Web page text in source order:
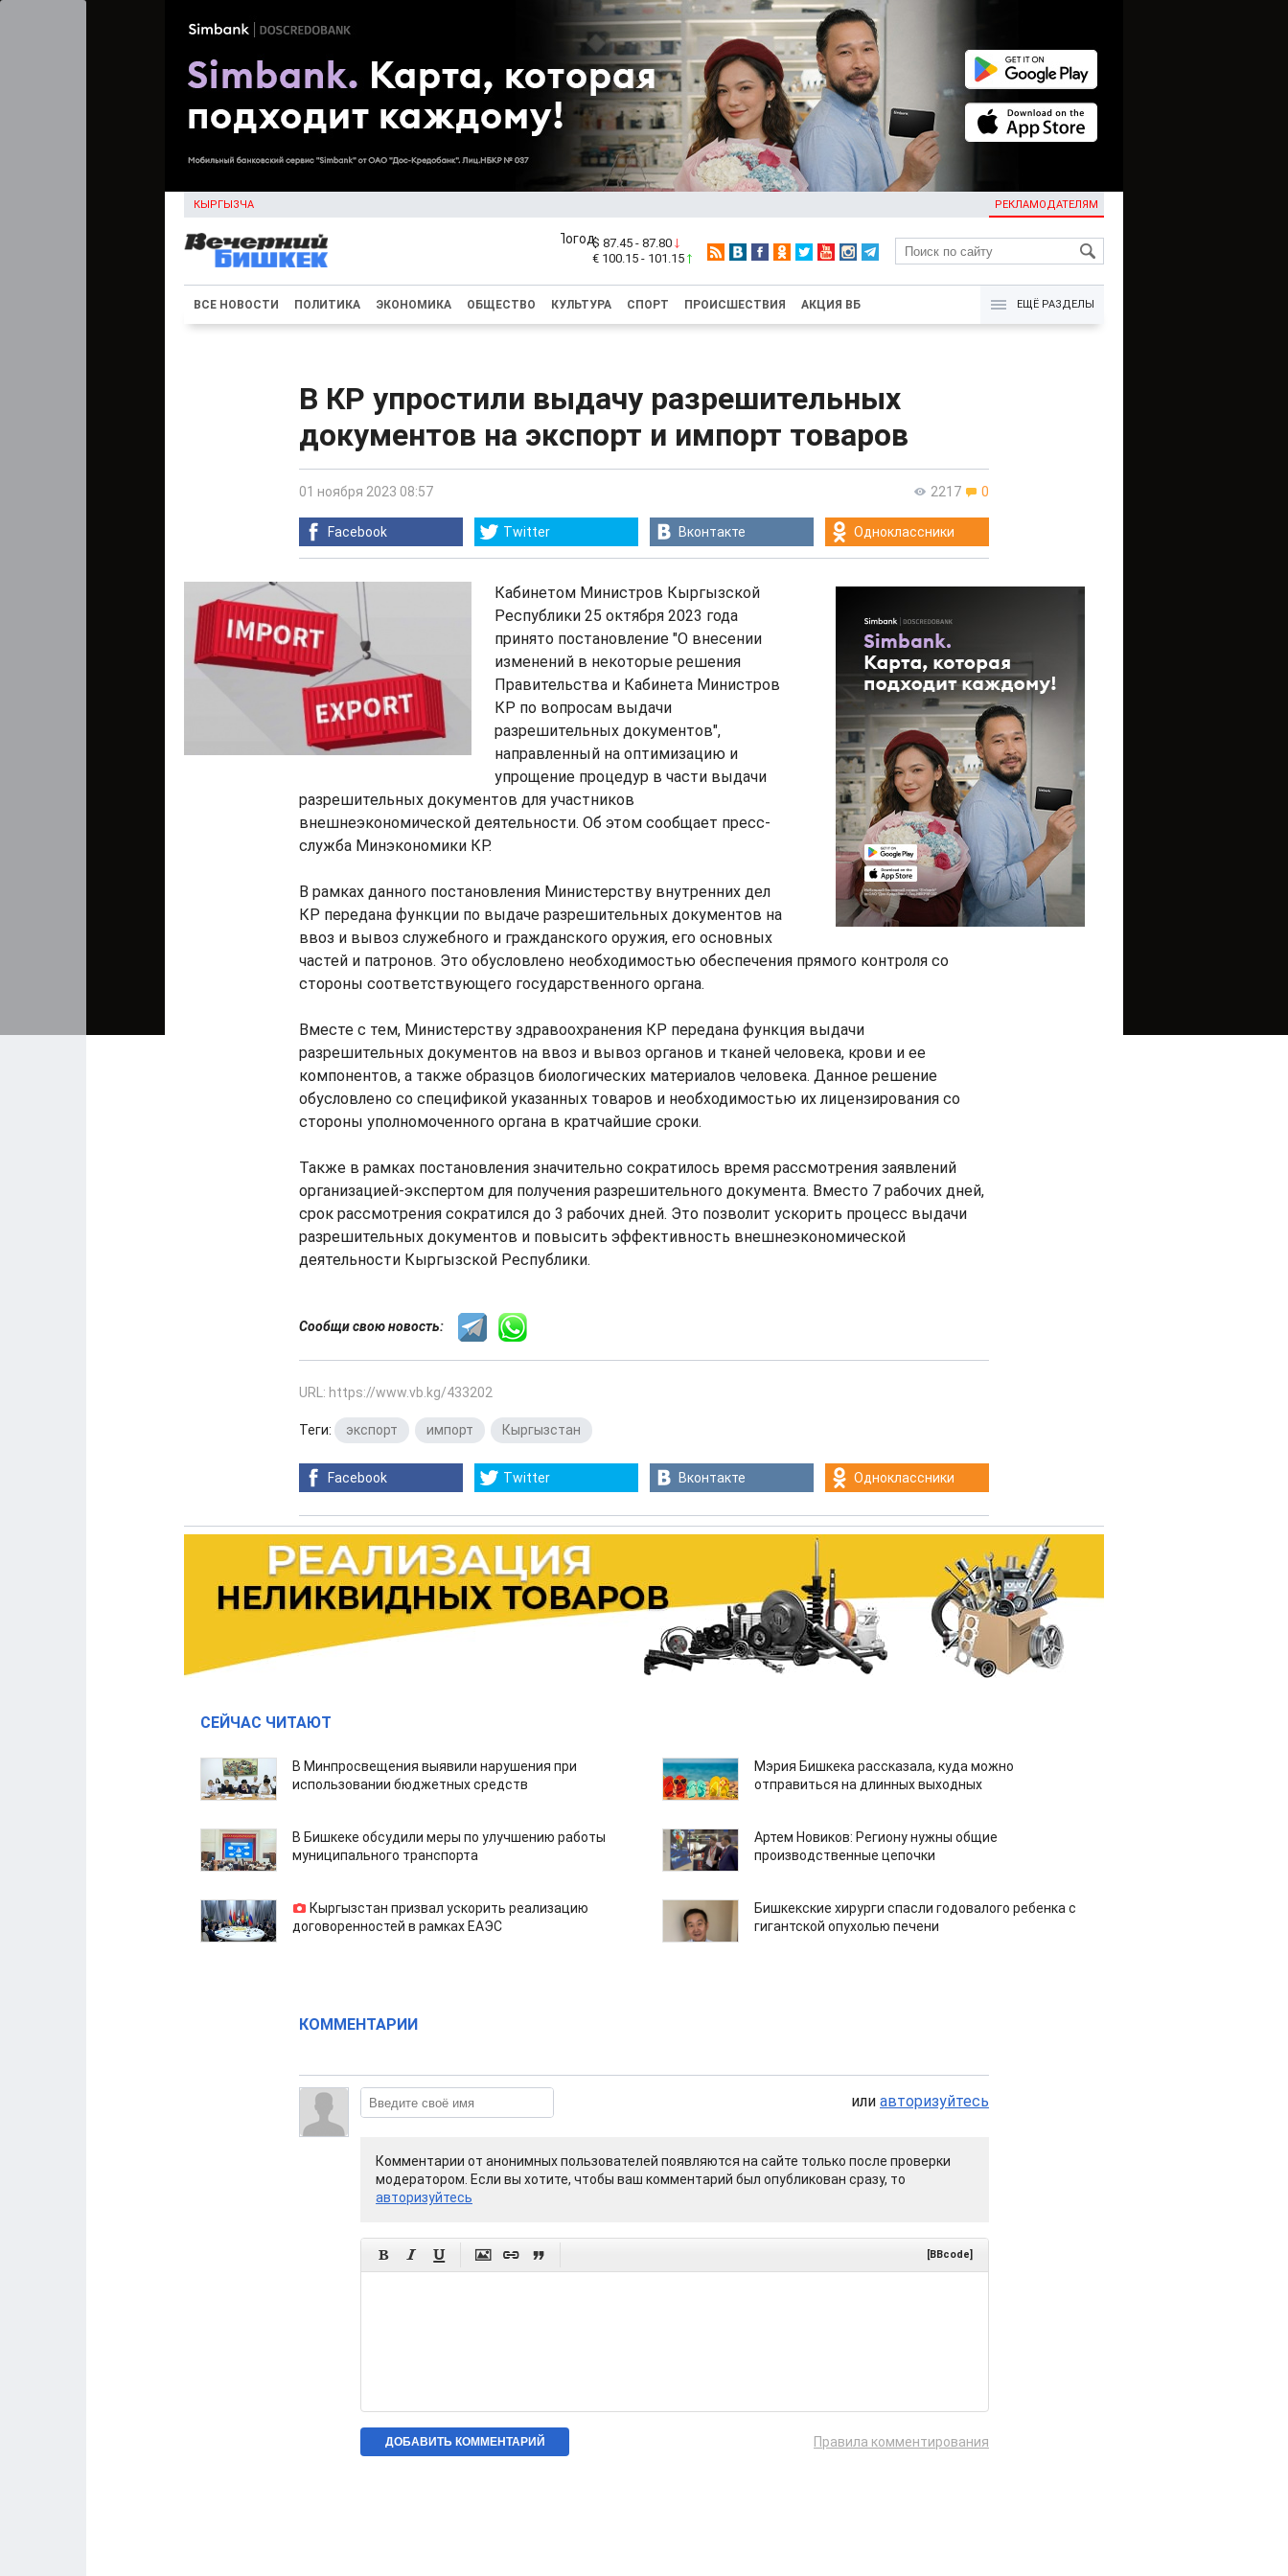
КЫРГЫЗЧА РЕКЛАМОДАТЕЛЯМ
KG
$ 87.45 - 87.80
€ 100.15 - 101.15
ВСЕ НОВОСТИ ПОЛИТИКА ЭКОНОМИКА ОБЩЕСТВО КУЛЬТУРА СПОРТ ПРОИСШЕСТВИЯ АКЦИЯ ВБ ЕЩЁ РАЗДЕЛЫ
В КР упростили выдачу разрешительных
документов на экспорт и импорт товаров
2217 0
01 ноября 2023 08:57
Facebook Twitter Вконтакте Одноклассники
Кабинетом Министров Кыргызской
Республики 25 октября 2023 года
принято постановление "О внесении
изменений в некоторые решения
Правительства и Кабинета Министров
КР по вопросам выдачи
разрешительных документов",
направленный на оптимизацию и
упрощение процедур в части выдачи
разрешительных документов для участников
внешнеэкономической деятельности. Об этом сообщает пресс-
служба Минэкономики КР.
В рамках данного постановления Министерству внутренних дел
КР передана функции по выдаче разрешительных документов на
ввоз и вывоз служебного и гражданского оружия, его основных
частей и патронов. Это обусловлено необходимостью обеспечения прямого контроля со
стороны соответствующего государственного органа.
Вместе с тем, Министерству здравоохранения КР передана функция выдачи
разрешительных документов на ввоз и вывоз органов и тканей человека, крови и ее
компонентов, а также образцов биологических материалов человека. Данное решение
обусловлено со спецификой указанных товаров и необходимостью их лицензирования со
стороны уполномоченного органа в кратчайшие сроки.
Также в рамках постановления значительно сократилось время рассмотрения заявлений
организацией-экспертом для получения разрешительного документа. Вместо 7 рабочих дней,
срок рассмотрения сократился до 3 рабочих дней. Это позволит ускорить процесс выдачи
разрешительных документов и повысить эффективность внешнеэкономической
деятельности Кыргызской Республики.
Сообщи свою новость:
URL: https://www.vb.kg/433202
Теги: экспорт импорт Кыргызстан
Facebook Twitter Вконтакте Одноклассники
СЕЙЧАС ЧИТАЮТ
В Минпросвещения выявили нарушения при
использовании бюджетных средств
Мэрия Бишкека рассказала, куда можно
отправиться на длинных выходных
В Бишкеке обсудили меры по улучшению работы
муниципального транспорта
Артем Новиков: Региону нужны общие
производственные цепочки
Кыргызстан призвал ускорить реализацию
договоренностей в рамках ЕАЭС
Бишкекские хирурги спасли годовалого ребенка с
гигантской опухолью печени
КОММЕНТАРИИ
или авторизуйтесь
Комментарии от анонимных пользователей появляются на сайте только после проверки
модератором. Если вы хотите, чтобы ваш комментарий был опубликован сразу, то
авторизуйтесь
      [BBcode]
Правила комментирования